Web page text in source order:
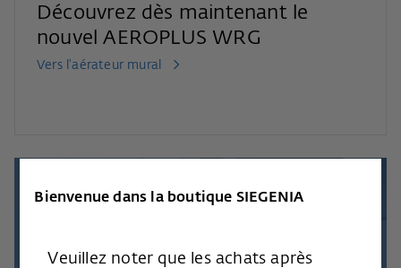
Découvrez dès maintenant le
nouvel AEROPLUS WRG
Vers l'aérateur mural
Trouvez votre
aérateur !
Bienvenue dans la boutique SIEGENIA
Veuillez noter que les achats après